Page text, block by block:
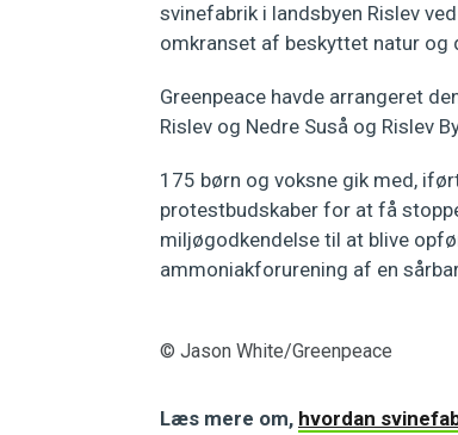
svinefabrik i landsbyen Rislev
omkranset af beskyttet natur og
Greenpeace havde arrangeret
Rislev og Nedre Suså og Rislev
175 børn og voksne gik med,
protestbudskaber for at få
miljøgodkendelse til at blive
ammoniakforurening af en
© Jason White/Greenpeace
Læs mere om, hvordan